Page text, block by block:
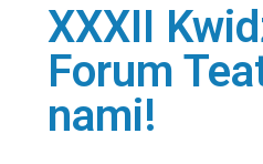
XXXII
Forum
nami!